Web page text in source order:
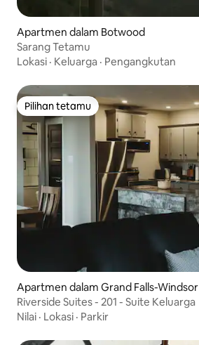
Apartmen dalam Botwood
Sarang Tetamu
Lokasi · Keluarga · Pengangkutan
Pilihan tetamu
Pilihan tetamu
Apartmen dalam Grand Falls-Windsor
Riverside Suites - 201 - Suite Keluarga
Nilai · Lokasi · Parkir